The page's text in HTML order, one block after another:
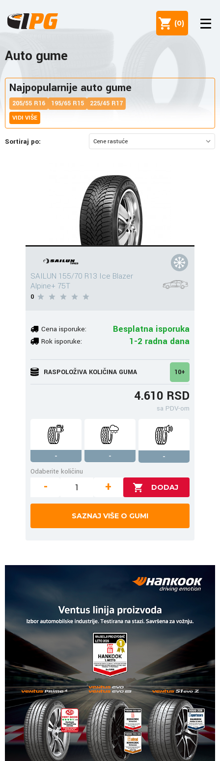
(0)
Auto gume
Najpopularnije auto gume
205/55 R16 195/65 R15 225/45 R17
VIDI VIŠE
Sortiraj po:
SAILUN 155/70 R13 Ice Blazer
Alpine+ 75T
0
Cena isporuke: Besplatna isporuka
Rok isporuke: 1-2 radna dana
RASPOLOŽIVA KOLIČINA GUMA 10+
4.610 RSD
sa PDV-om
- -
-
Odaberite količinu
- +
SAZNAJ VIŠE O GUMI